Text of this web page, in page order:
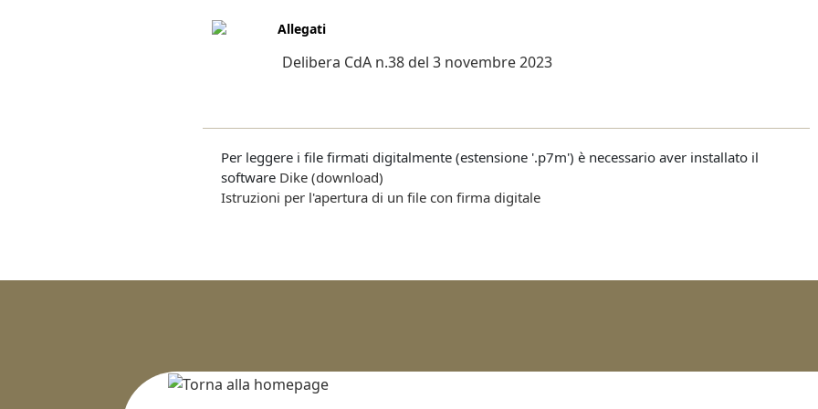
Allegati
Delibera CdA n.38 del 3 novembre 2023
Per leggere i file firmati digitalmente (estensione '.p7m') è necessario aver installato il
software Dike (download)
Istruzioni per l'apertura di un file con firma digitale